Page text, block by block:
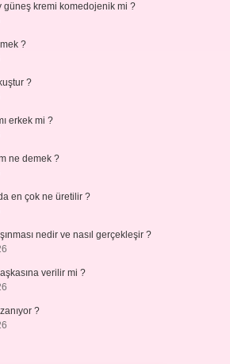
güneş kremi komedojenik mi ?
?
?
erkek mi ?
ne demek ?
en çok ne üretilir ?
nedir ve nasıl gerçekleşir ?
verilir mi ?
?